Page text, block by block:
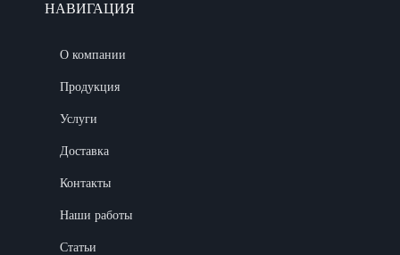
НАВИГАЦИЯ
О компании
Продукция
Услуги
Доставка
Контакты
Наши работы
Статьи